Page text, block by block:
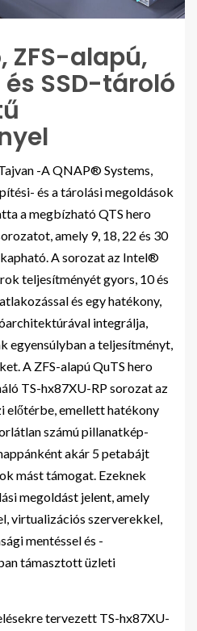
ZFS-alapú,
SSD-tároló
-A QNAP® Systems,
és a tárolási megoldások
a megbízható QTS hero
amely 9, 18, 22 és 30
A sorozat az Intel®
teljesítményét gyors, 10 és
és egy hatékony,
integrálja,
egyensúlyban a teljesítményt,
A ZFS-alapú QuTS hero
TS-hx87XU-RP sorozat az
előtérbe, emellett hatékony
számú pillanatkép-
akár 5 petabájt
mást támogat. Ezeknek
megoldást jelent, amely
virtualizációs szerverekkel,
mentéssel és -
támasztott üzleti
tervezett TS-hx87XU-